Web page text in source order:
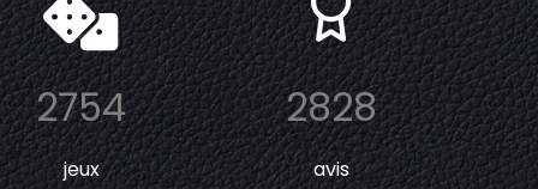
2754
jeux
2828
avis